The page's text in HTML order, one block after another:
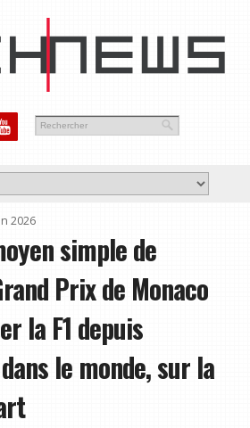
2026
simple de
Prix de Monaco
la F1 depuis
le monde, sur la